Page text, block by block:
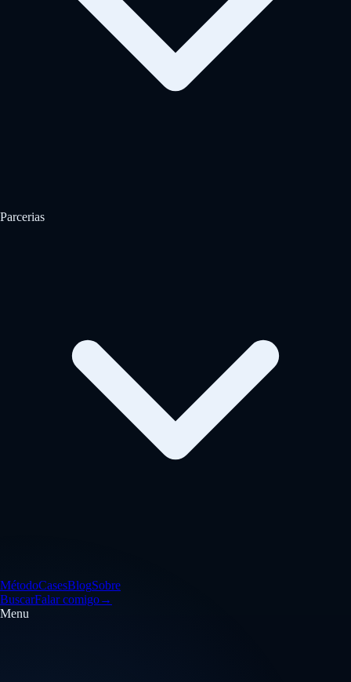
Parcerias
MétodoCasesBlogSobre
BuscarFalar comigo→
Menu